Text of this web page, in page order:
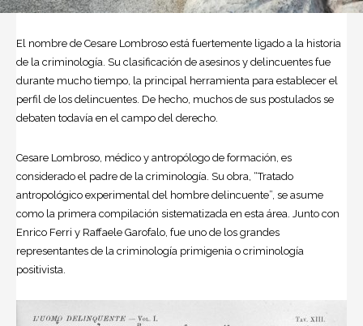
El nombre de Cesare Lombroso está fuertemente ligado a la historia
de la criminología. Su clasificación de asesinos y delincuentes fue
durante mucho tiempo, la principal herramienta para establecer el
perfil de los delincuentes. De hecho, muchos de sus postulados se
debaten todavía en el campo del derecho.
Cesare Lombroso, médico y antropólogo de formación, es
considerado el padre de la criminología. Su obra, “Tratado
antropológico experimental del hombre delincuente”, se asume
como la primera compilación sistematizada en esta área. Junto con
Enrico Ferri y Raffaele Garofalo, fue uno de los grandes
representantes de la criminología primigenia o criminología
positivista.